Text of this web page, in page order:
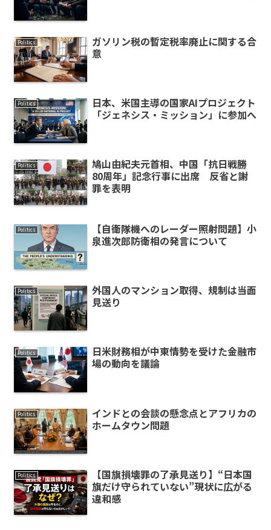
Politics
ガソリン税の暫定税率廃止に関する合
意
Politics
日本、米国主導の国家AIプロジェクト
「ジェネシス・ミッション」に参加へ
Politics
鳩山由紀夫元首相、中国「抗日戦勝
80周年」記念行事に出席 反省と謝
罪を表明
Politics
【自衛隊機へのレーダー照射問題】小
泉進次郎防衛相の発言について
Politics
外国人のマンション取得、規制は当面
見送り
Politics
日米財務相が中東情勢を受けた金融市
場の動向を議論
Politics
インドとの会談の懸念点とアフリカの
ホームタウン問題
Politics
【国旗損壊罪の了承見送り】“日本国
旗だけ守られていない”現状に広がる
違和感